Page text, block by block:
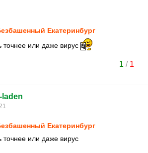
Екатеринбург
точнее или даже вирус
1 / 1
laden
Екатеринбург
точнее или даже вирус